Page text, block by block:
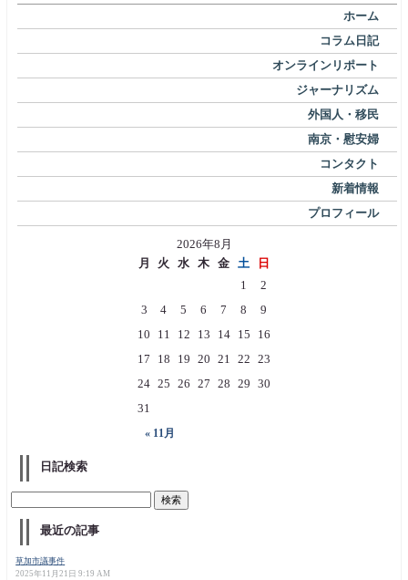
ホーム
コラム日記
オンラインリポート
ジャーナリズム
外国人・移民
南京・慰安婦
コンタクト
新着情報
プロフィール
2026年8月
月
火 水 木 金 土 日
« 11月
1
2
3
4 5 6 7 8
9
10
11 12 13 14 15
16
17
18 19 20 21 22 23
24 25 26 27 28 29 30
31
日記検索
最近の記事
草加市議事件
2025年11月21日 9:19 AM